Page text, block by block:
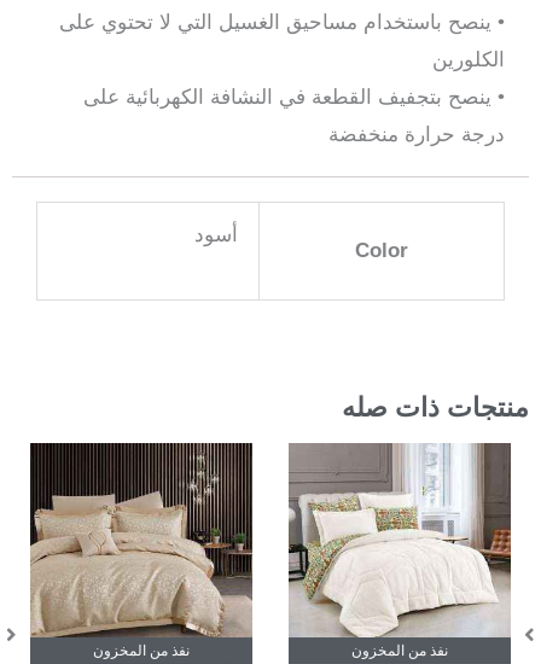
• ينصح باستخدام مساحيق الغسيل التي لا تحتوي على
الكلورين
• ينصح بتجفيف القطعة في النشافة الكهربائية على
درجة حرارة منخفضة
Color
أسود
منتجات ذات صله
نفذ من المخزون نفذ من المخزون